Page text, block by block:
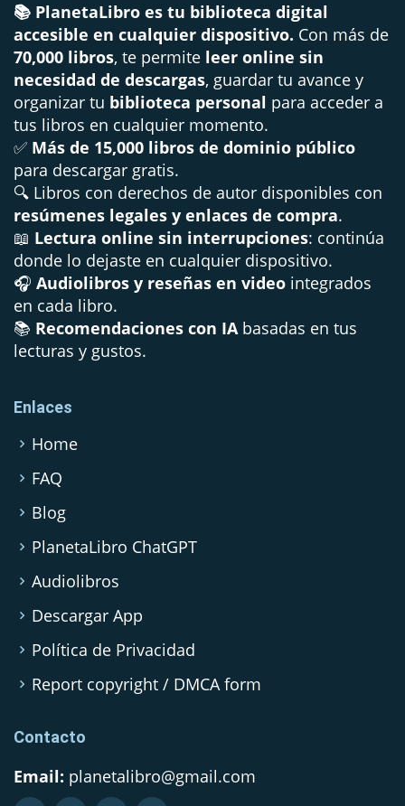
📚 PlanetaLibro es tu biblioteca digital
accesible en cualquier dispositivo. Con más de
70,000 libros, te permite leer online sin
necesidad de descargas, guardar tu avance y
organizar tu biblioteca personal para acceder a
tus libros en cualquier momento.
✅ Más de 15,000 libros de dominio público
para descargar gratis.
🔍 Libros con derechos de autor disponibles con
resúmenes legales y enlaces de compra.
📖 Lectura online sin interrupciones: continúa
donde lo dejaste en cualquier dispositivo.
🎧 Audiolibros y reseñas en video integrados
en cada libro.
📚 Recomendaciones con IAbasadas en tus
lecturas y gustos.
Enlaces
Home
FAQ
Blog
PlanetaLibro ChatGPT
Audiolibros
Descargar App
Política de Privacidad
Report copyright / DMCA form
Contacto
Email: planetalibro@gmail.com